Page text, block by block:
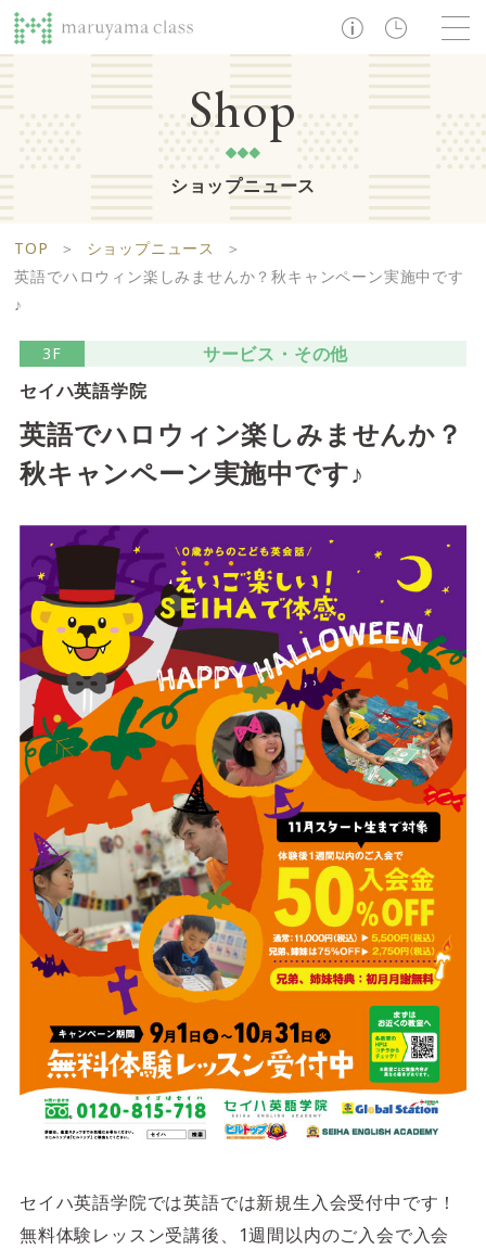
TOP
ショップ レストラン・カフェ ショップニュース
イベント・お知らせ 施設案内 アクセス・営業時間
マルヤマ クラスとは
木曜の市
Zooっと割
求人情報
閉じる
Life support floor
ライフサポートフロア
1F Food boutique floor
フードブティックフロア
営業時間 10:00 ~ 20:00
※一部店舗は営業時間が異なります。
2F Fashion & Life style floor
ファッション＆ライフスタイルフロア
営業時間 10:00 ~ 20:00
3F
Service & Beauty & Restaurant
floor
サービス＆ビューティー＆レストランフロア
営業時間 10:00 ~ 22:00
4F/5F Physical care floor
フィジカルケアフロア
営業時間 10:00 ~ 23:00
施設案内を見る
Shop
ショップニュース
TOP ＞ ショップニュース
＞
英語でハロウィン楽しみませんか？秋キャンペーン実施中です
♪
3F
サービス・その他
セイハ英語学院
英語でハロウィン楽しみませんか？
秋キャンペーン実施中です♪
セイハ英語学院では英語では新規生入会受付中です！
無料体験レッスン受講後、1週間以内のご入会で入会